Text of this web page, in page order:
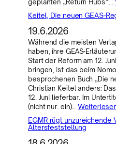
Keitel, Die neuen GEAS-
19.6.2026
Während die meisten
haben, ihre GEAS-
Start der Reform am 12.
bringen, ist das beim
besprochenen Buch „Die
Christian Keitel anders:
12. Juni lieferbar. Im
(nicht nur: ein)…
EGMR rügt unzureichende
Altersfeststellung